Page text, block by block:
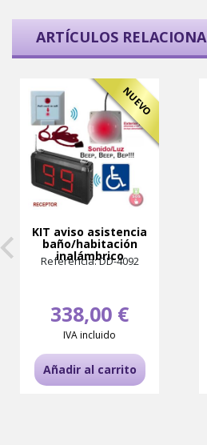
ARTÍCULOS
NUEVO
KIT aviso asistencia
baño/habitación
inalámbrico
Referencia: DD-4092
338,00 €
IVA incluido
Añadir al carrito